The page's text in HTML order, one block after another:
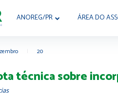
ANOREG/PR ÁREA DO
20
técnica sobre